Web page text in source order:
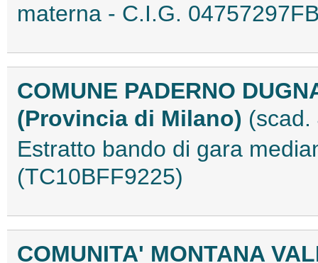
materna - C.I.G.
COMUNE PADERNO
(Provincia di Milano) (scad.
Estratto bando di gara
(TC10BFF9225)
COMUNITA' MONTANA